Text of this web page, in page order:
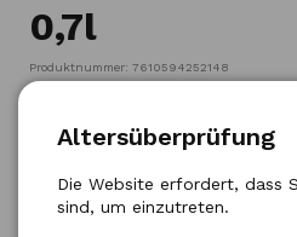
0,7l
Produktnummer: 7610594252148
Altersüberprüfung
Die Website erfordert, dass
sind, um einzutreten.